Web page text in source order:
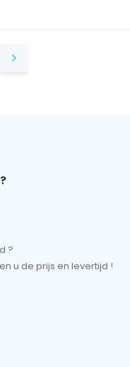
?
u de prijs en levertijd !